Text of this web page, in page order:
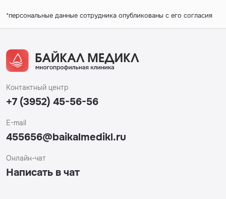
*персональные данные сотрудника опубликованы с его согласия
Контактный центр
+7 (3952) 45-56-56
E-mail
455656@baikalmedikl.ru
Онлайн-чат
Написать в чат